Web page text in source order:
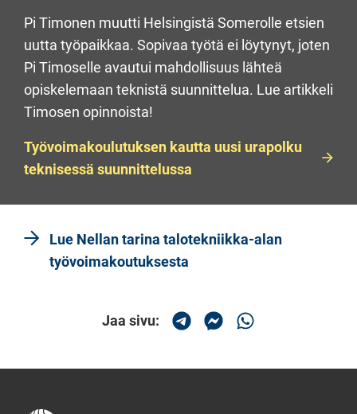
Pi Timonen muutti Helsingistä Somerolle etsien
uutta työpaikkaa. Sopivaa työtä ei löytynyt, joten
Pi Timoselle avautui mahdollisuus lähteä
opiskelemaan teknistä suunnittelua. Lue artikkeli
Timosen opinnoista!
Työvoimakoulutuksen kautta uusi urapolku
teknisessä suunnittelussa
Lue Nellan tarina talotekniikka-alan
työvoimakoutuksesta
Jaa sivu:
Jaa Telegramissa
Jaa Messengerissä
Jaa Whatsapissa